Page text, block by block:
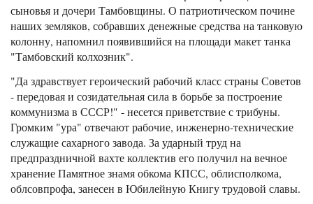
сыновья и дочери Тамбовщины. О патриотическом почине
наших земляков, собравших денежные средства на танковую
колонну, напомнил появившийся на площади макет танка
"Тамбовский колхозник".
"Да здравствует героический рабочий класс страны Советов
- передовая и созидательная сила в борьбе за построение
коммунизма в СССР!" - несется приветствие с трибуны.
Громким "ура" отвечают рабочие, инженерно-технические
служащие сахарного завода. За ударный труд на
предпраздничной вахте коллектив его получил на вечное
хранение Памятное знамя обкома КПСС, облисполкома,
облсовпрофа, занесен в Юбилейную Книгу трудовой славы.